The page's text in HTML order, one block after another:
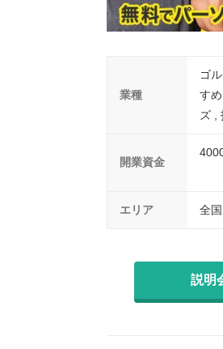
業種
ゴ
す
ズ ,
開業資金
エリア 全国
説明